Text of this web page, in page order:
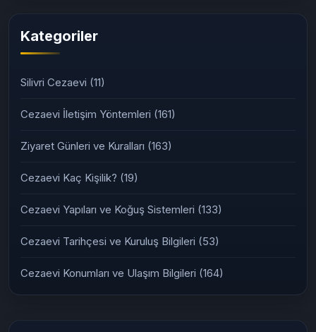
Kategoriler
Silivri Cezaevi (11)
Cezaevi İletişim Yöntemleri (161)
Ziyaret Günleri ve Kuralları (163)
Cezaevi Kaç Kişilik? (19)
Cezaevi Yapıları ve Koğuş Sistemleri (133)
Cezaevi Tarihçesi ve Kuruluş Bilgileri (53)
Cezaevi Konumları ve Ulaşım Bilgileri (164)